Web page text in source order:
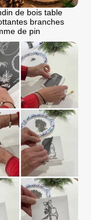
de bois table
branches
de pin